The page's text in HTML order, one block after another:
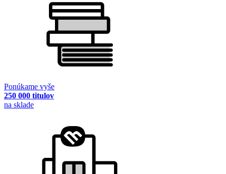
Ponúkame vyše
250 000 titulov
na sklade